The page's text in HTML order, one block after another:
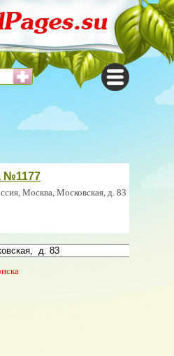
№1177
Москва, Московская, д. 83